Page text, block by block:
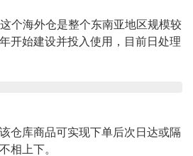
个海外仓是整个东南亚地区规模较
开始建设并投入使用，目前日处理
仓库商品可实现下单后次日达或隔
相上下。